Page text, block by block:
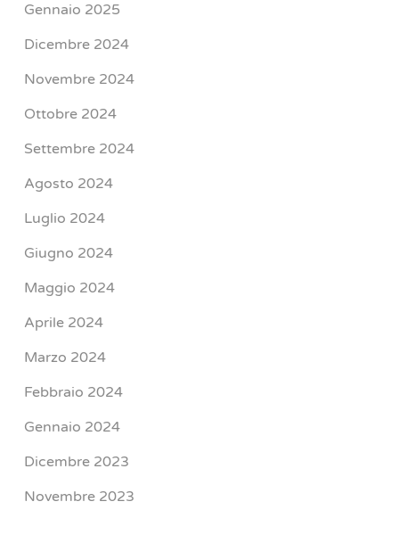
Gennaio 2025
Dicembre 2024
Novembre 2024
Ottobre 2024
Settembre 2024
Agosto 2024
Luglio 2024
Giugno 2024
Maggio 2024
Aprile 2024
Marzo 2024
Febbraio 2024
Gennaio 2024
Dicembre 2023
Novembre 2023